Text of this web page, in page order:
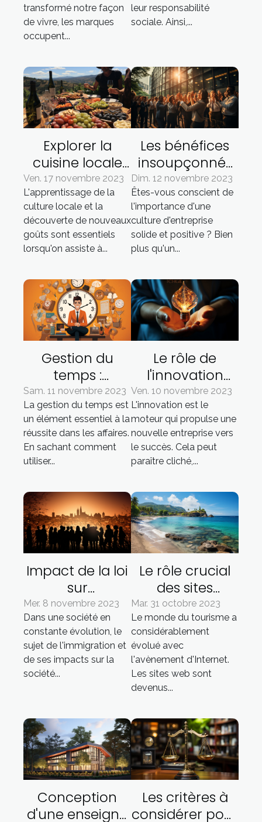
transformé notre façon
de vivre, les marques
occupent...
leur responsabilité
sociale. Ainsi,...
Explorer la
cuisine locale
lors d'un
séminaire en
Corse
Ven. 17 novembre 2023
L'apprentissage de la
culture locale et la
découverte de nouveaux
goûts sont essentiels
lorsqu'on assiste à...
Les bénéfices
insoupçonnés
d'une excellente
culture
d'entreprise
Dim. 12 novembre 2023
Êtes-vous conscient de
l'importance d'une
culture d'entreprise
solide et positive ? Bien
plus qu'un...
Gestion du
temps :
comment
augmenter son
efficacité dans
les affaires
Sam. 11 novembre 2023
La gestion du temps est
un élément essentiel à la
réussite dans les affaires.
En sachant comment
utiliser...
Le rôle de
l'innovation
dans le succès
d'une nouvelle
entreprise
Ven. 10 novembre 2023
L'innovation est le
moteur qui propulse une
nouvelle entreprise vers
le succès. Cela peut
paraître cliché,...
Impact de la loi
sur
l'immigration
sur la société
française
Mer. 8 novembre 2023
Dans une société en
constante évolution, le
sujet de l'immigration et
de ses impacts sur la
société...
Le rôle crucial
des sites
internet dans le
tourisme
guadeloupéen
Mar. 31 octobre 2023
Le monde du tourisme a
considérablement
évolué avec
l'avènement d'Internet.
Les sites web sont
devenus...
Conception
d'une enseigne
Les critères à
considérer pour